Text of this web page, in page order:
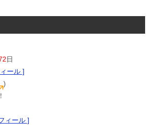
日
ール ]
)
ィール ]